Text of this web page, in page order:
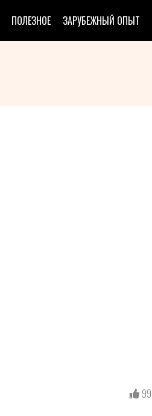
ПОЛЕЗНОЕ ЗАРУБЕЖНЫЙ ОПЫТ
99